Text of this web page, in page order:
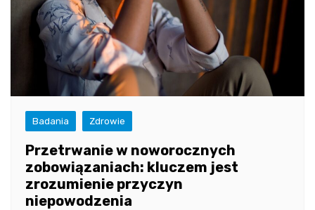
Badania Zdrowie
Przetrwanie w noworocznych
zobowiązaniach: kluczem jest
zrozumienie przyczyn
niepowodzenia